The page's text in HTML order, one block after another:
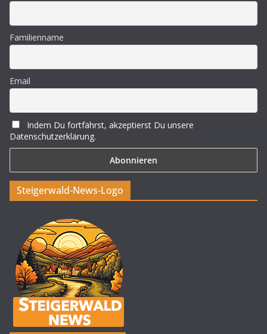
Familienname
Email
Indem Du fortfährst, akzeptierst Du unsere
Datenschutzerklärung.
Steigerwald-News-Logo